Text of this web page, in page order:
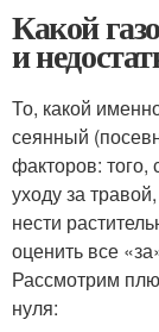
Какой
и
То, какой
сеянный
факторов: того,
уходу за
нести
оценить все
Рассмотрим
нуля: